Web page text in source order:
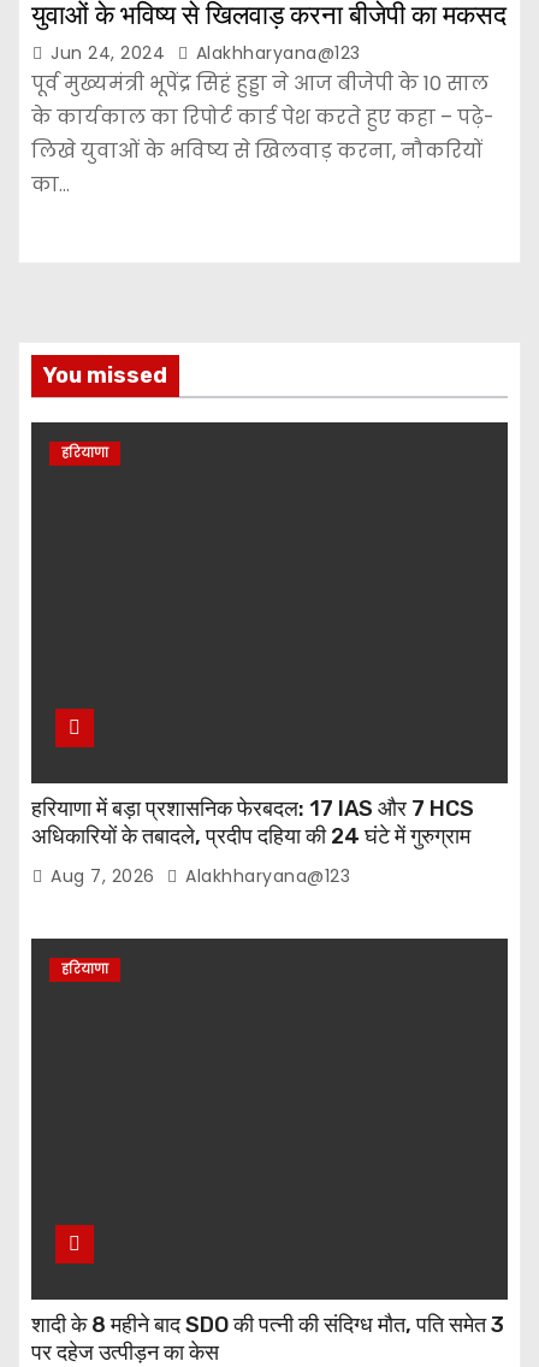
युवाओं के भविष्य से खिलवाड़ करना बीजेपी का मकसद
Jun 24, 2024 Alakhharyana@123
पूर्व मुख्यमंत्री भूपेंद्र सिहं हुड्डा ने आज बीजेपी के 10 साल
के कार्यकाल का रिपोर्ट कार्ड पेश करते हुए कहा – पढ़े-
लिखे युवाओं के भविष्य से खिलवाड़ करना, नौकरियों
का…
You missed
हरियाणा
हरियाणा में बड़ा प्रशासनिक फेरबदल: 17 IAS और 7 HCS
अधिकारियों के तबादले, प्रदीप दहिया की 24 घंटे में गुरुग्राम
वापसीAug 7, 2026 Alakhharyana@123
हरियाणा
शादी के 8 महीने बाद SDO की पत्नी की संदिग्ध मौत, पति समेत 3
पर दहेज उत्पीड़न का केस